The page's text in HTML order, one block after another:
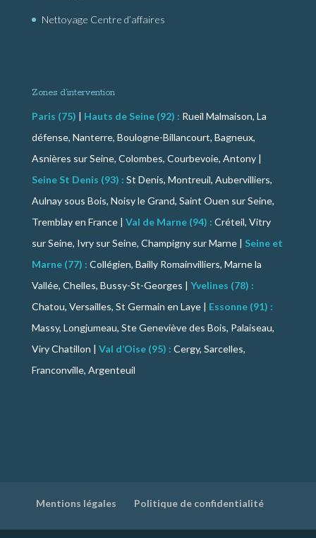
Nettoyage Centre d’affaires
Zones d’intervention
Paris (75) | Hauts de Seine (92) : Rueil Malmaison, La
défense, Nanterre, Boulogne-Billancourt, Bagneux,
Asnières sur Seine, Colombes, Courbevoie, Antony |
Seine St Denis (93) : St Denis, Montreuil, Aubervilliers,
Aulnay sous Bois, Noisy le Grand, Saint Ouen sur Seine,
Tremblay en France | Val de Marne (94) : Créteil, Vitry
sur Seine, Ivry sur Seine, Champigny sur Marne | Seine et
Marne (77) : Collégien, Bailly Romainvilliers, Marne la
Vallée, Chelles, Bussy-St-Georges | Yvelines (78) :
Chatou, Versailles, St Germain en Laye | Essonne (91) :
Massy, Longjumeau, Ste Geneviève des Bois, Palaiseau,
Viry Chatillon | Val d’Oise (95) : Cergy, Sarcelles,
Franconville, Argenteuil
Mentions légales Politique de confidentialité